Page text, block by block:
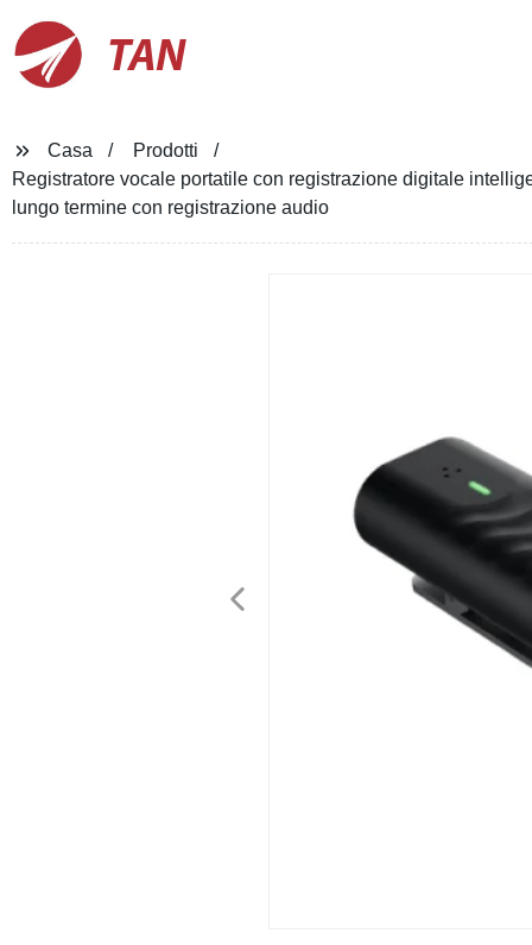
TAN
Casa
Prodotti
Registratore vocale portatile con registrazione digitale
lungo termine con registrazione audio